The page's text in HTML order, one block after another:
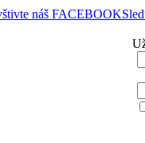
náš FACEBOOK